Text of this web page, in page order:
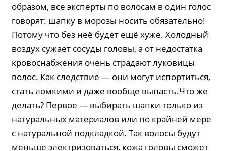
образом, все эксперты по волосам в один голос
говорят: шапку в морозы носить обязательно!
Потому что без неё будет ещё хуже. Холодный
воздух сужает сосуды головы, а от недостатка
кровоснабжения очень страдают луковицы
волос. Как следствие — они могут испор­титься,
стать ломкими и даже вообще выпасть.Что же
делать? Первое — выбирать шапки только из
натуральных материалов или по крайней мере
с натуральной подкладкой. Так волосы будут
меньше электризоваться, кожа головы сможет